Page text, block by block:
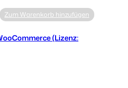
Zum Warenkorb hinzufügen
(Lizenz: